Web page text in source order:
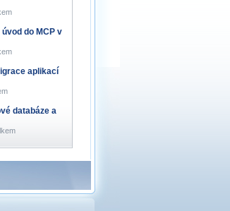
úvod do MCP v
aplikací
databáze a